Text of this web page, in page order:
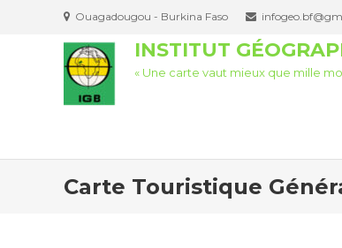
Ouagadougou - Burkina Faso
INSTITUT
« Une carte vaut mieux que mille
Carte Touristique